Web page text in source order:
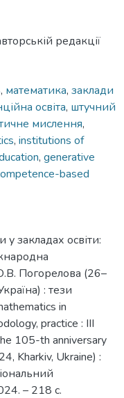
редакції
, математика, заклади
освіта, штучний
мислення,
, institutions of
, generative
based
закладах освіти:
Погорелова (26–
: тези
in
practice : IIІ
105-th anniversary
Kharkiv, Ukraine) :
– 218 с.